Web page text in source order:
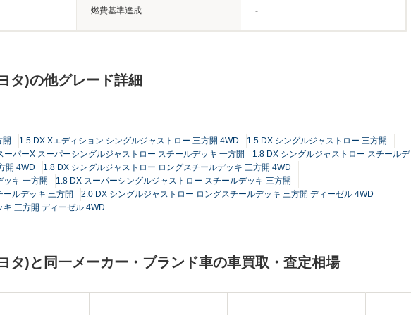
燃費基準達成 -
タ)の他グレード詳細
開 1.5 DX Xエディション シングルジャストロー 三方開 4WD
1.5 DX シングルジャストロー 三方開
ーパーX スーパーシングルジャストロー スチールデッキ 一方開
1.8 DX シングルジャストロー スチール
開 4WD
1.8 DX シングルジャストロー ロングスチールデッキ 三方開 4WD
ッキ 一方開
1.8 DX スーパーシングルジャストロー スチールデッキ 三方開
ルデッキ 三方開
2.0 DX シングルジャストロー ロングスチールデッキ 三方開 ディーゼル 4WD
三方開 ディーゼル 4WD
タ)と同一メーカー・ブランド車の車買取・査定相場